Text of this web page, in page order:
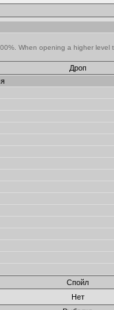
When opening a higher
Дроп
Спойл
Нет